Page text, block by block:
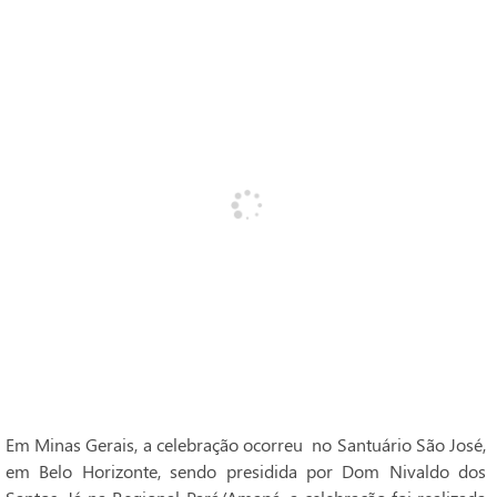
Em Minas Gerais, a celebração ocorreu no Santuário São José,
em Belo Horizonte, sendo presidida por Dom Nivaldo dos